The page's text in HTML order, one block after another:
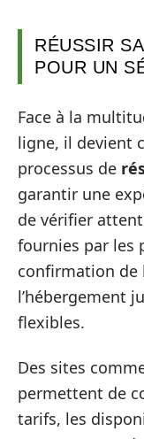
RÉUSSIR
POUR UN
Face à la
ligne, il devient
processus de
garantir une
de vérifier
fournies par les
confirmation de
l’hébergement
flexibles.
Des sites
permettent de
tarifs, les